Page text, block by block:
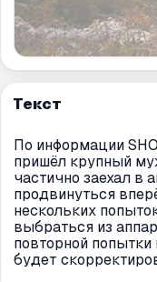
Текст
По информации
пришёл крупный
частично заехал в
продвинуться
нескольких
выбраться из
повторной
будет